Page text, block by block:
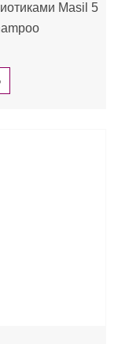
Masil 5